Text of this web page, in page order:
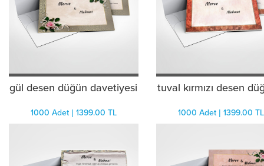
gül desen düğün davetiyesi
1000 Adet | 1399.00 TL
tuval kırmızı desen
1000 Adet | 1399.00 TL